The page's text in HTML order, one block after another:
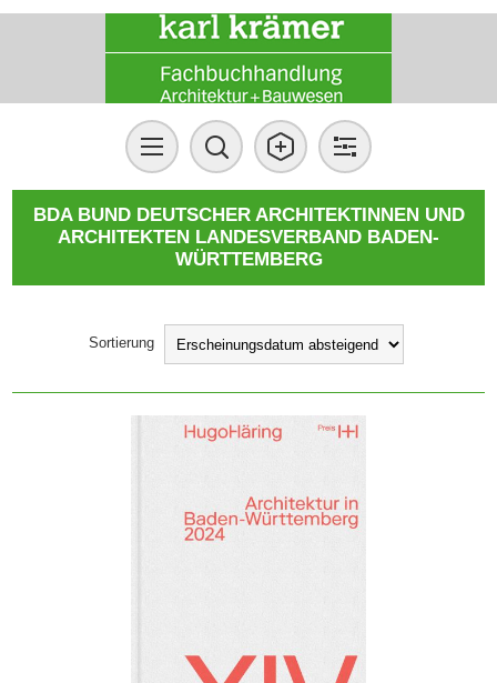
BDA BUND DEUTSCHER ARCHITEKTINNEN UND
ARCHITEKTEN LANDESVERBAND BADEN-
WÜRTTEMBERG
Sortierung